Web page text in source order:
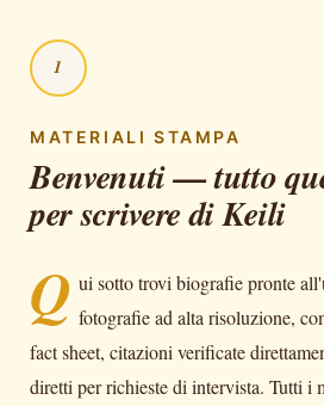
1
MATERIALI STAMPA
Benvenuti — tutto
per scrivere di Keili
Q ui sotto trovi biografie pronte
fotografie ad alta risoluzione,
fact sheet, citazioni verificate
diretti per richieste di intervista. Tutti i